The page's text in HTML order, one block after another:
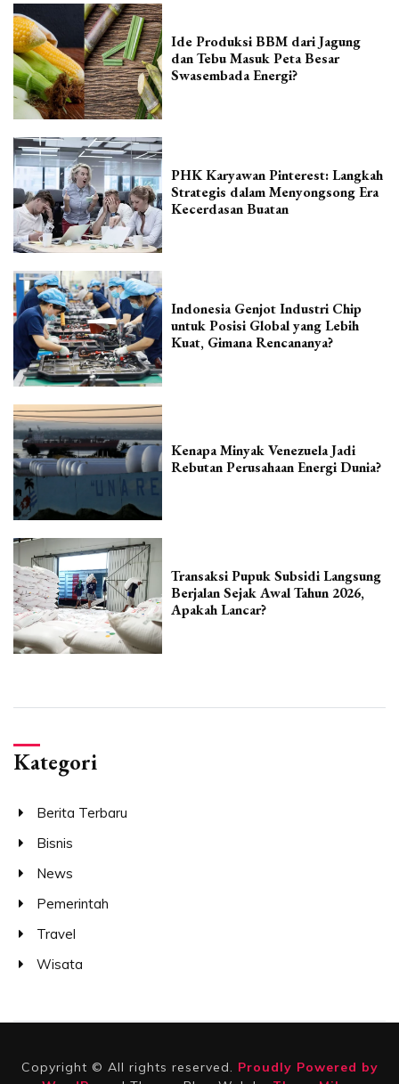
Ide Produksi BBM dari Jagung
dan Tebu Masuk Peta Besar
Swasembada Energi?
PHK Karyawan Pinterest: Langkah
Strategis dalam Menyongsong Era
Kecerdasan Buatan
Indonesia Genjot Industri Chip
untuk Posisi Global yang Lebih
Kuat, Gimana Rencananya?
Kenapa Minyak Venezuela Jadi
Rebutan Perusahaan Energi Dunia?
Transaksi Pupuk Subsidi Langsung
Berjalan Sejak Awal Tahun 2026,
Apakah Lancar?
Kategori
Berita Terbaru
Bisnis
News
Pemerintah
Travel
Wisata
Copyright © All rights reserved. Proudly Powered by